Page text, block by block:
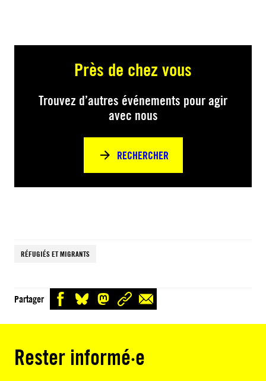
Près de chez vous
Trouvez d’autres événements pour agir
avec nous
RECHERCHER
RÉFUGIÉS ET MIGRANTS
Partager
Rester informé·e